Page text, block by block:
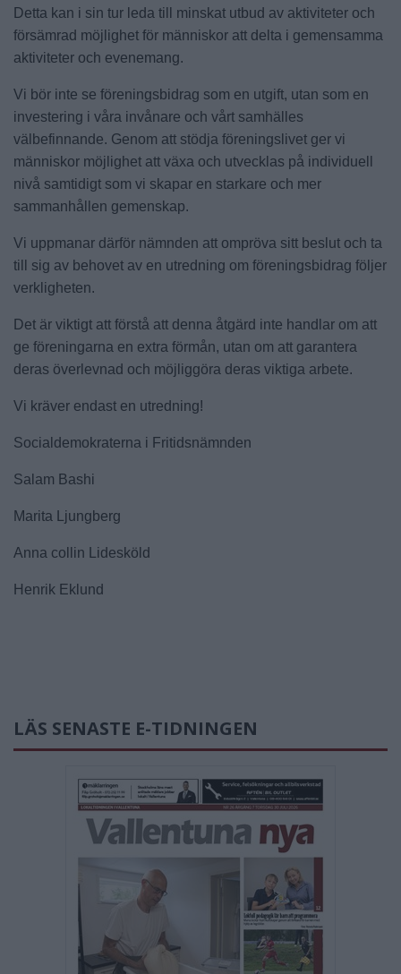
Detta kan i sin tur leda till minskat utbud av aktiviteter och
försämrad möjlighet för människor att delta i gemensamma
aktiviteter och evenemang.
Vi bör inte se föreningsbidrag som en utgift, utan som en
investering i våra invånare och vårt samhälles
välbefinnande. Genom att stödja föreningslivet ger vi
människor möjlighet att växa och utvecklas på individuell
nivå samtidigt som vi skapar en starkare och mer
sammanhållen gemenskap.
Vi uppmanar därför nämnden att ompröva sitt beslut och ta
till sig av behovet av en utredning om föreningsbidrag följer
verkligheten.
Det är viktigt att förstå att denna åtgärd inte handlar om att
ge föreningarna en extra förmån, utan om att garantera
deras överlevnad och möjliggöra deras viktiga arbete.
Vi kräver endast en utredning!
Socialdemokraterna i Fritidsnämnden
Salam Bashi
Marita Ljungberg
Anna collin Lidesköld
Henrik Eklund
LÄS SENASTE E-TIDNINGEN